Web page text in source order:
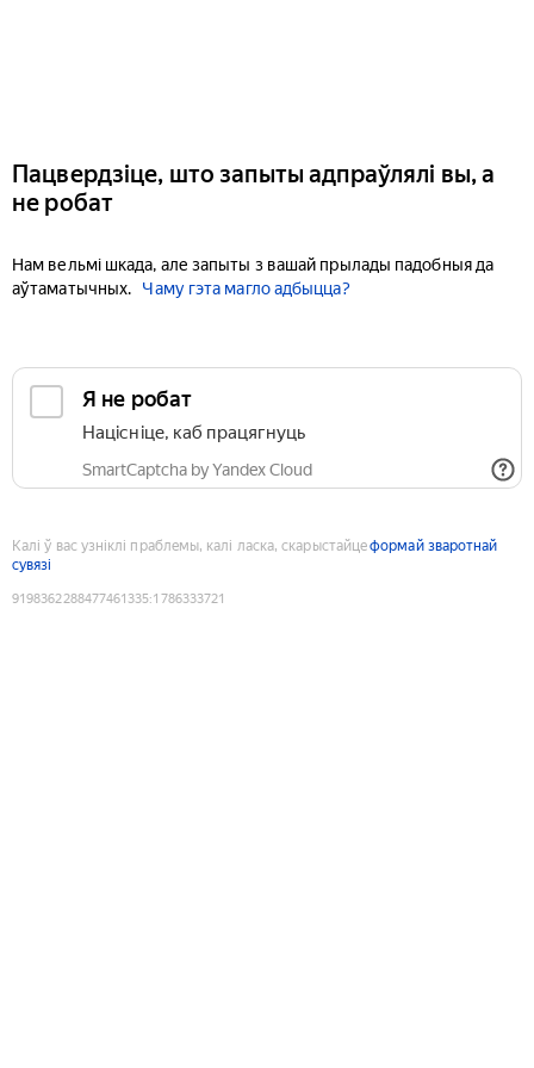
Пацвердзіце, што запыты адпраўлялі вы, а
не робат
Нам вельмі шкада, але запыты з вашай прылады падобныя да
аўтаматычных.
Чаму гэта магло адбыцца?
Я не робат
Націсніце, каб працягнуць
SmartCaptcha by Yandex Cloud
Калі ў вас узніклі праблемы, калі ласка, скарыстайцеформай зваротнай
сувязі
9198362288477461335:1786333721